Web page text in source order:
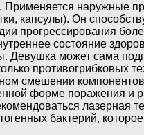
наружные
капсулы). Он
прогрессирования
состояние
Девушка может сама
противогрибковых
смешении
форме поражения и
лазерная
бактерий,